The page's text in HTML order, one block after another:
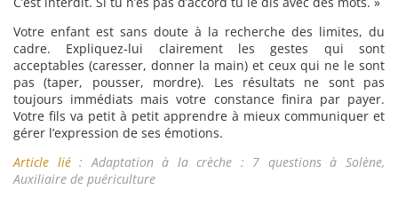
Votre enfant est sans doute à la recherche des limites, du
cadre. Expliquez-lui clairement les gestes qui sont
acceptables (caresser, donner la main) et ceux qui ne le sont
pas (taper, pousser, mordre). Les résultats ne sont pas
toujours immédiats mais votre constance finira par payer.
Votre fils va petit à petit apprendre à mieux communiquer et
gérer l’expression de ses émotions.
Article lié : Adaptation à la crèche : 7 questions à Solène,
Auxiliaire de puériculture